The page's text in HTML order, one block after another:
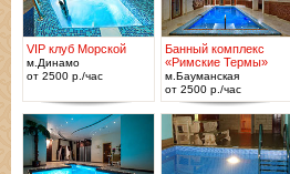
VIP клуб Морской
м.Динамо
от 2500 р./час
Банный комплекс
«Римские Термы»
м.Бауманская
от 2500 р./час